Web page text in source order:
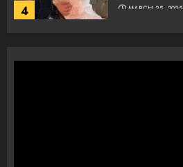
4 MARCH 25, 2025